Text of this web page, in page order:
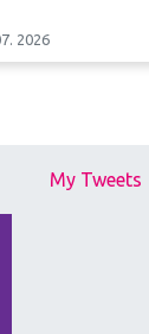
2026
My Tweets